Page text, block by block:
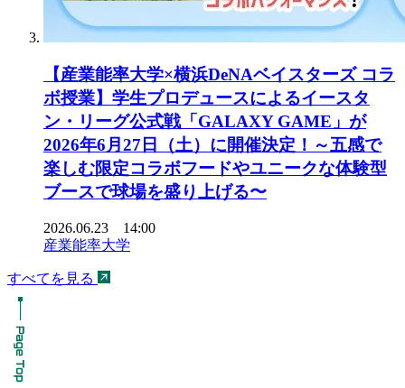
【産業能率大学×横浜DeNAベイスターズ コラ
ボ授業】学生プロデュースによるイースタ
ン・リーグ公式戦「GALAXY GAME」が
2026年6月27日（土）に開催決定！～五感で
楽しむ限定コラボフードやユニークな体験型
ブースで球場を盛り上げる〜
2026.06.23 14:00
産業能率大学
すべてを見る